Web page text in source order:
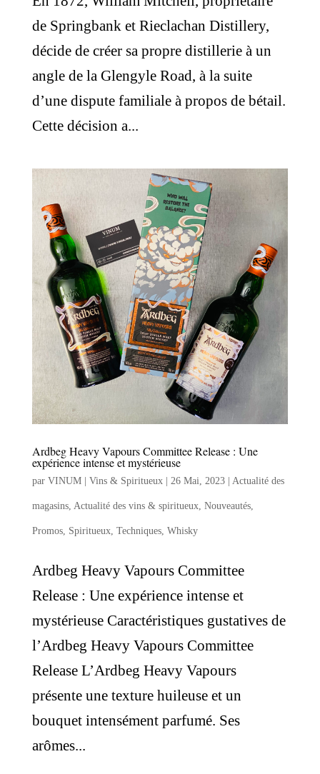
de Springbank et Rieclachan Distillery,
décide de créer sa propre distillerie à un
angle de la Glengyle Road, à la suite
d’une dispute familiale à propos de bétail.
Cette décision a...
Ardbeg Heavy Vapours Committee Release : Une
expérience intense et mystérieuse
par VINUM | Vins & Spiritueux| 26 Mai, 2023| Actualité des
magasins, Actualité des vins & spiritueux, Nouveautés,
Promos, Spiritueux, Techniques, Whisky
Ardbeg Heavy Vapours Committee
Release : Une expérience intense et
mystérieuse Caractéristiques gustatives de
l’Ardbeg Heavy Vapours Committee
Release L’Ardbeg Heavy Vapours
présente une texture huileuse et un
bouquet intensément parfumé. Ses
arômes...